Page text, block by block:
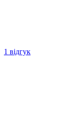
1 відгук